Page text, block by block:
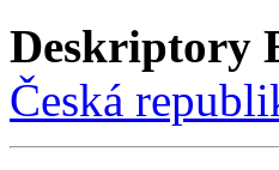
Deskriptory
Česká